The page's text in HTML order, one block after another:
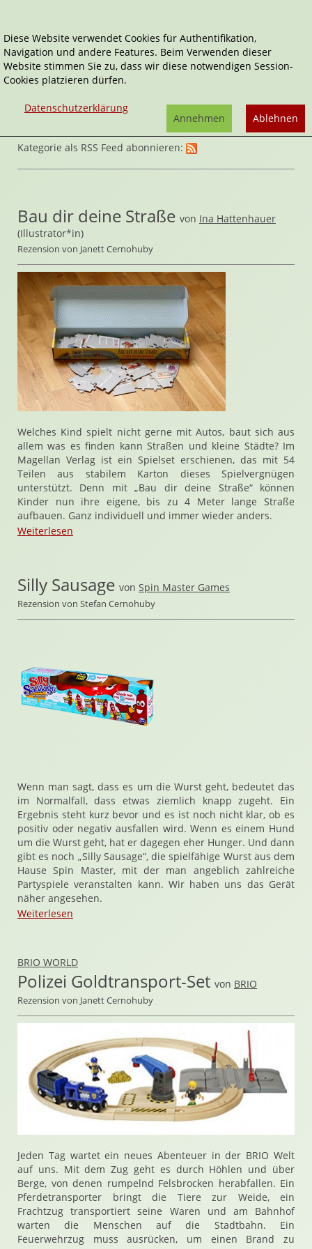
Home Spiele Spielzeug
Kategorie als RSS Feed abonnieren:
Bau dir deine Straße von Ina Hattenhauer
(Illustrator*in)
Rezension von Janett Cernohuby
Welches Kind spielt nicht gerne mit Autos, baut sich aus
allem was es finden kann Straßen und kleine Städte? Im
Magellan Verlag ist ein Spielset erschienen, das mit 54
Teilen aus stabilem Karton dieses Spielvergnügen
unterstützt. Denn mit „Bau dir deine Straße“ können
Kinder nun ihre eigene, bis zu 4 Meter lange Straße
aufbauen. Ganz individuell und immer wieder anders.
Weiterlesen
Silly Sausage von Spin Master Games
Rezension von Stefan Cernohuby
Wenn man sagt, dass es um die Wurst geht, bedeutet das
im Normalfall, dass etwas ziemlich knapp zugeht. Ein
Ergebnis steht kurz bevor und es ist noch nicht klar, ob es
positiv oder negativ ausfallen wird. Wenn es einem Hund
um die Wurst geht, hat er dagegen eher Hunger. Und dann
gibt es noch „Silly Sausage“, die spielfähige Wurst aus dem
Hause Spin Master, mit der man angeblich zahlreiche
Partyspiele veranstalten kann. Wir haben uns das Gerät
näher angesehen.
Weiterlesen
BRIO WORLD
Polizei Goldtransport-Set von BRIO
Rezension von Janett Cernohuby
Jeden Tag wartet ein neues Abenteuer in der BRIO Welt
auf uns. Mit dem Zug geht es durch Höhlen und über
Berge, von denen rumpelnd Felsbrocken herabfallen. Ein
Pferdetransporter bringt die Tiere zur Weide, ein
Frachtzug transportiert seine Waren und am Bahnhof
warten die Menschen auf die Stadtbahn. Ein
Feuerwehrzug muss ausrücken, um einen Brand zu
Diese Website verwendet Cookies für Authentifikation,
Navigation und andere Features. Beim Verwenden dieser
Website stimmen Sie zu, dass wir diese notwendigen Session-
Cookies platzieren dürfen.
Datenschutzerklärung
Ablehnen
Annehmen